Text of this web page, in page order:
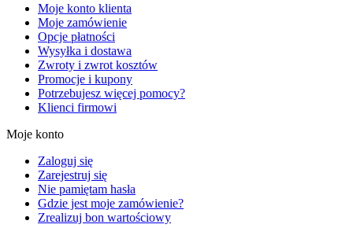
Moje konto klienta
Moje zamówienie
Opcje płatności
Wysyłka i dostawa
Zwroty i zwrot kosztów
Promocje i kupony
Potrzebujesz więcej pomocy?
Klienci firmowi
Moje konto
Zaloguj się
Zarejestruj się
Nie pamiętam hasła
Gdzie jest moje zamówienie?
Zrealizuj bon wartościowy